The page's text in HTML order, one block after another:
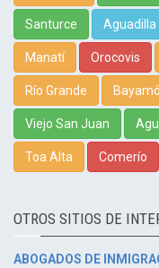
Santurce Aguadilla
Manatí Orocovis
Río Grande
Viejo San Juan
Toa Alta Comerío
OTROS SITIOS DE
ABOGADOS DE